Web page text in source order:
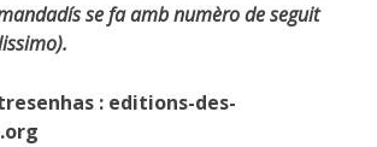
se fa amb numèro de seguit
: editions-des-